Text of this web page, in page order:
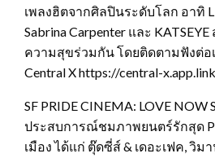
เพลงฮิตจากศิลปินระดับโลก อาทิ
Sabrina Carpenter และ
ความสุขร่วมกัน โดยติดตามฟังต่อ
Central X https://central-
SF PRIDE CINEMA: LOVE NOW
ประสบการณ์ชมภาพยนตร์รักสุด
เมือง ได้แก่ ตุ๊ดซี่ส์ & เดอะเฟค, วิ